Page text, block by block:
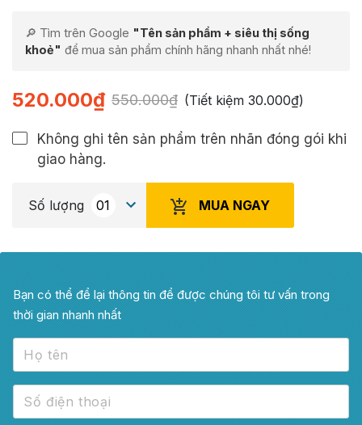
🔎 Tìm trên Google "Tên sản phẩm + siêu thị sống
khoẻ" để mua sản phẩm chính hãng nhanh nhất nhé!
550.000₫
520.000₫ (Tiết kiệm 30.000₫)
Không ghi tên sản phẩm trên nhãn đóng gói khi
giao hàng.
Số lượng MUA NGAY
Bạn có thể để lại thông tin để được chúng tôi tư vấn trong
thời gian nhanh nhất